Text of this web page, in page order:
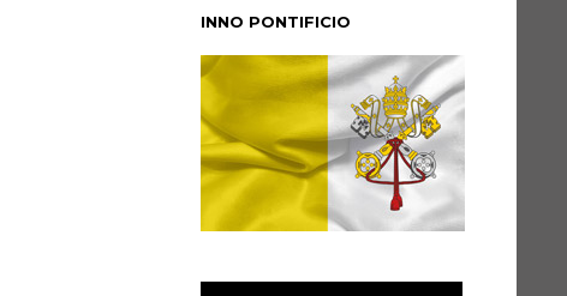
INNO PONTIFICIO